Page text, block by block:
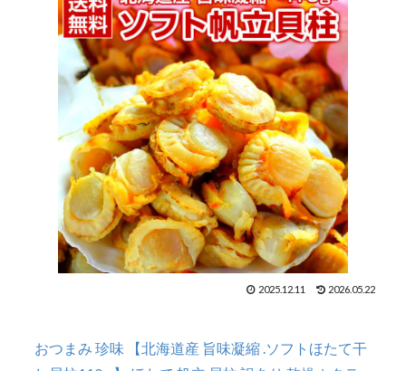
2025.12.11 2026.05.22
おつまみ 珍味 【北海道産 旨味凝縮 .ソフトほたて干